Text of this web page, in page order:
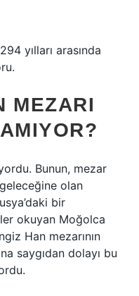
yılları arasında
MEZARI
Bunun, mezar
olan
bir
okuyan Moğolca
Han mezarının
saygıdan dolayı bu